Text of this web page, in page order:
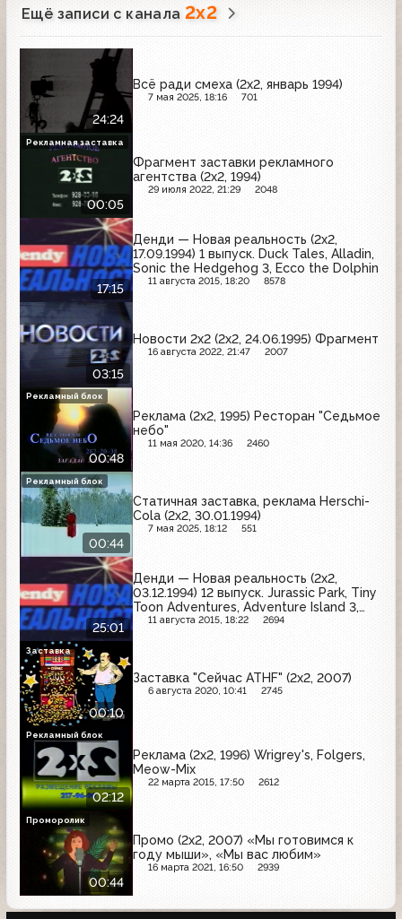
Ещё записи с канала 2x2
24:24
Всё ради смеха (2х2, январь 1994)
7 мая 2025, 18:16 701
00:05
Фрагмент заставки рекламного
агентства (2x2, 1994)
29 июля 2022, 21:29 2048
Рекламная заставка
17:15
Денди — Новая реальность (2х2,
17.09.1994) 1 выпуск. Duck Tales, Alladin,
Sonic the Hedgehog 3, Ecco the Dolphin
11 августа 2015, 18:20 8578
03:15
Новости 2х2 (2х2, 24.06.1995) Фрагмент
16 августа 2022, 21:47 2007
00:48
Реклама (2x2, 1995) Ресторан "Седьмое
небо"
11 мая 2020, 14:36 2460
Рекламный блок
00:44
Статичная заставка, реклама Herschi-
Cola (2х2, 30.01.1994)
7 мая 2025, 18:12 551
Рекламный блок
25:01
Денди — Новая реальность (2х2,
03.12.1994) 12 выпуск. Jurassic Park, Tiny
Toon Adventures, Adventure Island 3,
Batman Returns, Goof Troop, Pitrates of
11 августа 2015, 18:22 2694
00:10
Заставка "Сейчас ATHF" (2х2, 2007)
6 августа 2020, 10:41 2745
Заставка
02:12
Реклама (2х2, 1996) Wrigrey's, Folgers,
Meow-Mix
22 марта 2015, 17:50 2612
Рекламный блок
00:44
Промо (2x2, 2007) «Мы готовимся к
году мыши», «Мы вас любим»
16 марта 2021, 16:50 2939
Проморолик